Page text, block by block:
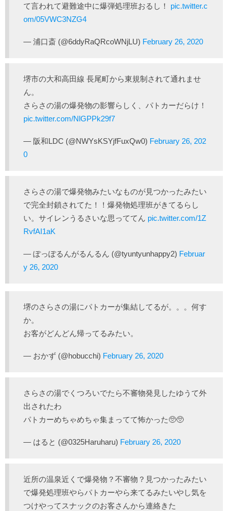
て言われて避難途中に爆弾処理班おるし！ pic.twitter.c
om/05VWC3NZG4
— 浦口斎 (@6ddyRaQRcoWNjLU) February 26, 2020
堺市の大和高田線 長尾町から東規制されて通れませ
ん。
さらさの湯の爆発物の影響らしく、パトカーだらけ！
pic.twitter.com/NlGPPk29f7
— 阪和LDC (@NWYsKSYjfFuxQw0) February 26, 202
0
さらさの湯で爆発物みたいなものが見つかったみたい
で完全封鎖されてた！！爆発物処理班がきてるらし
い。サイレンうるさいな思っててん pic.twitter.com/1Z
RvfAI1aK
— ぽっぽるんがるんるん (@tyuntyunhappy2) Februar
y 26, 2020
堺のさらさの湯にパトカーが集結してるが。。。何す
か。
お客がどんどん帰ってるみたい。
— おかず (@hobucchi) February 26, 2020
さらさの湯でくつろいでたら不審物発見したゆうて外
出されたわ
パトカーめちゃめちゃ集まってて怖かった🥺🥺
— はると (@0325Haruharu) February 26, 2020
近所の温泉近くで爆発物？不審物？見つかったみたい
で爆発処理班やらパトカーやら来てるみたいやし気を
つけやってスナックのお客さんから連絡きた